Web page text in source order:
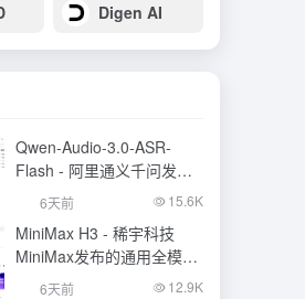
Digen AI
Qwen-Audio-3.0-ASR-
Flash - 阿里通义千问发布
的语音识别大模型
6天前 15.6K
MiniMax H3 - 稀宇科技
MiniMax发布的通用全模态
生成模型
6天前 12.9K